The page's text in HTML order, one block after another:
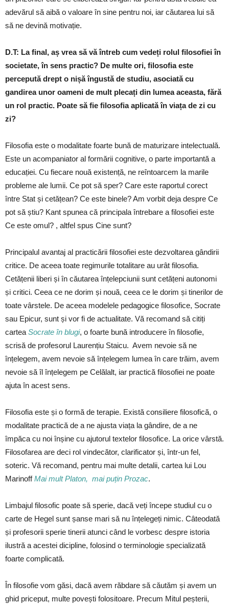
adevărul să aibă o valoare în sine pentru noi, iar căutarea lui să
să ne devină motivație.
D.T: La final, aș vrea să vă întreb cum vedeți rolul filosofiei în
societate, în sens practic? De multe ori, filosofia este
percepută drept o nișă îngustă de studiu, asociată cu
gandirea unor oameni de mult plecați din lumea aceasta, fără
un rol practic. Poate să fie filosofia aplicată în viața de zi cu
zi?
Filosofia este o modalitate foarte bună de maturizare intelectuală.
Este un acompaniator al formării cognitive, o parte importantă a
educației. Cu fiecare nouă existență, ne reîntoarcem la marile
probleme ale lumii. Ce pot să sper? Care este raportul corect
între Stat și cetățean? Ce este binele? Am vorbit deja despre Ce
pot să știu? Kant spunea că principala întrebare a filosofiei este
Ce este omul? , altfel spus Cine sunt?
Principalul avantaj al practicării filosofiei este dezvoltarea gândirii
critice. De aceea toate regimurile totalitare au urât filosofia.
Cetățenii liberi și în căutarea înțelepciunii sunt cetățeni autonomi
și critici. Ceea ce ne dorim și nouă, ceea ce le dorim și tinerilor de
toate vârstele. De aceea modelele pedagogice filosofice, Socrate
sau Epicur, sunt și vor fi de actualitate. Vă recomand să citiți
cartea Socrate în blugi, o foarte bună introducere în filosofie,
scrisă de profesorul Laurențiu Staicu. Avem nevoie să ne
înțelegem, avem nevoie să înțelegem lumea în care trăim, avem
nevoie să îl înțelegem pe Celălalt, iar practică filosofiei ne poate
ajuta în acest sens.
Filosofia este și o formă de terapie. Există consiliere filosofică, o
modalitate practică de a ne ajusta viața la gândire, de a ne
împăca cu noi înșine cu ajutorul textelor filosofice. La orice vârstă.
Filosofarea are deci rol vindecător, clarificator și, într-un fel,
soteric. Vă recomand, pentru mai multe detalii, cartea lui Lou
MarinoffMai mult Platon, mai puțin Prozac.
Limbajul filosofic poate să sperie, dacă veți începe studiul cu o
carte de Hegel sunt șanse mari să nu înțelegeți nimic. Câteodată
și profesorii sperie tinerii atunci când le vorbesc despre istoria
ilustră a acestei dicipline, folosind o terminologie specializată
foarte complicată.
În filosofie vom găsi, dacă avem răbdare să căutăm și avem un
ghid priceput, multe povești folositoare. Precum Mitul peșterii,